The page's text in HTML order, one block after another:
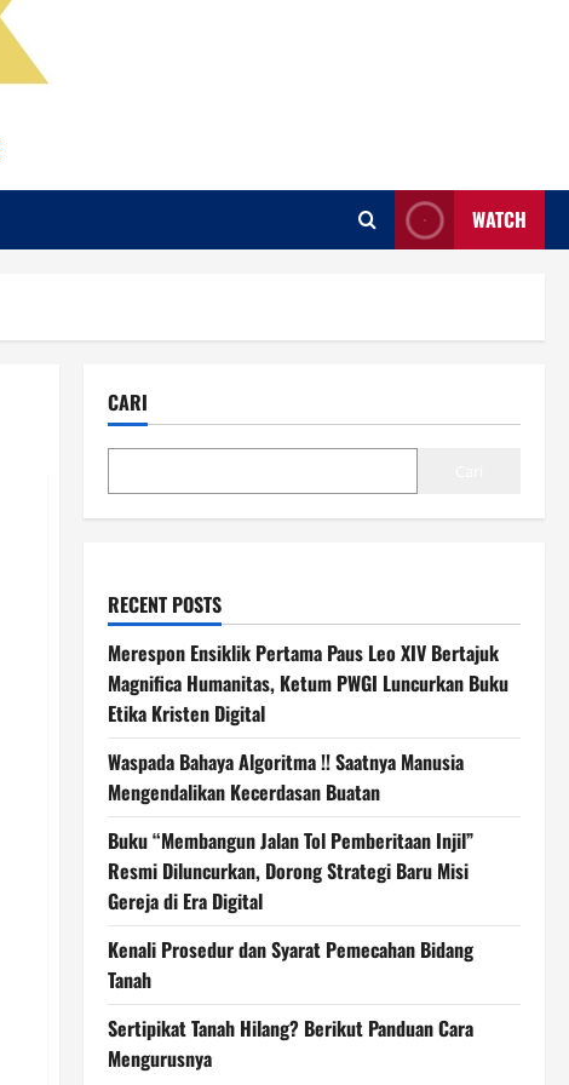
WATCH
CARI
RECENT POSTS
Merespon Ensiklik Pertama Paus Leo XIV Bertajuk
Magnifica Humanitas, Ketum PWGI Luncurkan Buku
Etika Kristen Digital
Waspada Bahaya Algoritma !! Saatnya Manusia
Mengendalikan Kecerdasan Buatan
Buku “Membangun Jalan Tol Pemberitaan Injil”
Resmi Diluncurkan, Dorong Strategi Baru Misi
Gereja di Era Digital
Kenali Prosedur dan Syarat Pemecahan Bidang
Tanah
Sertipikat Tanah Hilang? Berikut Panduan Cara
Mengurusnya